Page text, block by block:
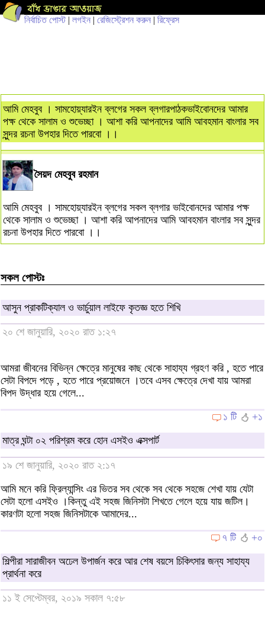
নির্বাচিত পোস্ট| লগইন | রেজিস্ট্রেশন করুন | রিফ্রেস
আমি মেহবুব । সামহোয়্যারইন ব্লগের সকল ব্লগারপাঠকভাইবোনদের আমার
পক্ষ থেকে সালাম ও শুভেচ্ছা । আশা করি আপনাদের আমি আবহমান বাংলার সব
সুন্দর রচনা উপহার দিতে পারবো ।।
সৈয়দ মেহবুব রহমান
আমি মেহবুব । সামহোয়্যারইন ব্লগের সকল ব্লগার ভাইবোনদের আমার পক্ষ
থেকে সালাম ও শুভেচ্ছা । আশা করি আপনাদের আমি আবহমান বাংলার সব সুন্দর
রচনা উপহার দিতে পারবো ।।
সকল পোস্টঃ
আসুন প্রাকটিক্যাল ও ভার্চুয়াল লাইফে কৃতজ্ঞ হতে শিখি
২০ শে জানুয়ারি, ২০২০ রাত ১:২৭
আমরা জীবনের বিভিন্ন ক্ষেত্রে মানুষের কাছ থেকে সাহায্য গ্রহণ করি , হতে পারে
সেটা বিপদে পড়ে , হতে পারে প্রয়োজনে ।তবে এসব ক্ষেত্রে দেখা যায় আমরা
বিপদ উদ্ধার হয়ে গেলে...
১ টি
+১
মাত্র ঘন্টা ০২ পরিশ্রম করে হোন এসইও এক্সপার্ট
১৯ শে জানুয়ারি, ২০২০ রাত ২:১৭
আমি মনে করি ফ্রিল্যান্সিং এর ভিতর সব থেকে সব থেকে সহজে শেখা যায় যেটা
সেটা হলো এসইও ।কিন্তু এই সহজ জিনিসটা শিখতে গেলে হয়ে যায় জটিল।
কারণটা হলো সহজ জিনিসটাকে আমাদের...
৭ টি
+০
শিল্পীরা সারাজীবন অঢেল উপার্জন করে আর শেষ বয়সে চিকিৎসার জন্য সাহায্য
প্রার্থনা করে
১১ ই সেপ্টেম্বর, ২০১৯ সকাল ৭:৫৮